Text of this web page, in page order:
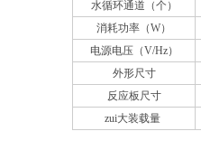
水循环通道（个）
消耗功率（W）
电源电压（V/Hz）
外形尺寸
反应板尺寸
zui大装载量